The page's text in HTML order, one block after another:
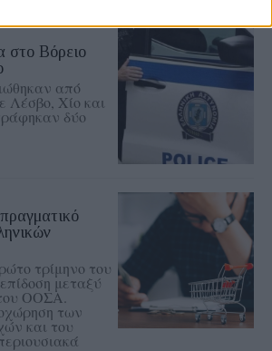
στο Βόρειο
από
Λέσβο, Χίο και
δύο
τρίμηνο του
μεταξύ
ΟΟΣΑ.
των
και του